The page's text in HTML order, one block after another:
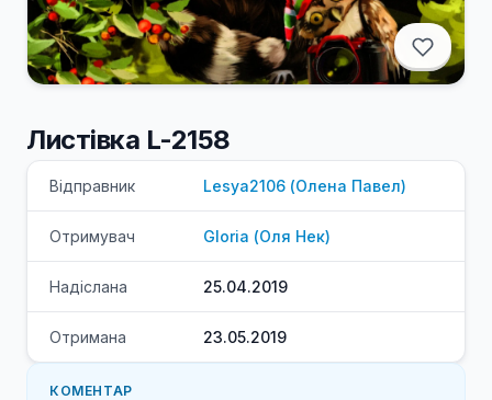
Листівка L-2158
Відправник Lesya2106 (Олена Павел)
Отримувач Gloria (Оля Нек)
Надіслана 25.04.2019
Отримана 23.05.2019
КОМЕНТАР